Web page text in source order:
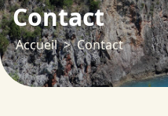
Contact
Accueil Contact